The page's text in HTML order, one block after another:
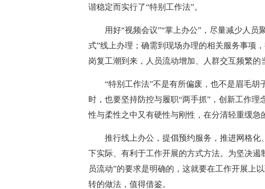
谐稳定而实行了“特别工作法”。
用好“视频会议”“掌上办公”，尽量减少人员
式”线上办理；确需到现场办理的相关服务事项
岗复工潮到来，人员流动增加、人群交互频繁的
“特别工作法”不是有所偏废，也不是眉毛胡
时，也要坚持防控与履职“两手抓”，创新工作
性与柔性之中又有硬性与刚性，在分清轻重缓急
推行线上办公，提倡预约服务，推进网格化
下实际、有利于工作开展的方式方法。为坚决
员流动”的要求是明确的，这就要在工作开展上
转的做法，值得借鉴。